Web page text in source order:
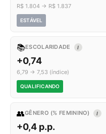
R$ 1.804 → R$ 1.837
ESTÁVEL
📚ESCOLARIDADE I
+0,74
6,79 → 7,53 (índice)
QUALIFICANDO
👥GÊNERO (% FEMININO) I
+0,4 p.p.